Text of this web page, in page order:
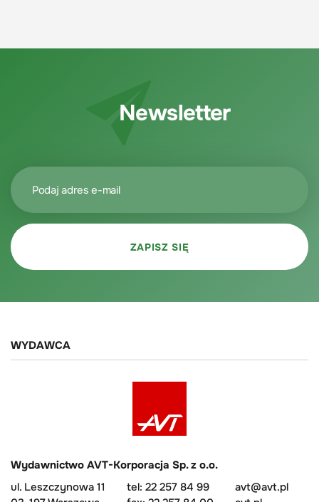
Newsletter
WYDAWCA
Wydawnictwo AVT-Korporacja Sp. z o.o.
ul. Leszczynowa 11
tel: 22 257 84 99
avt@avt.pl